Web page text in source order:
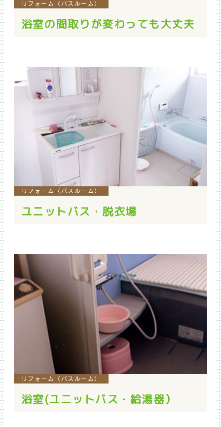
浴室の間取りが変わっても大丈夫
リフォーム（バスルーム）
ユニットバス・脱衣場
リフォーム（バスルーム）
浴室(ユニットバス・給湯器）
リフォーム（バスルーム）